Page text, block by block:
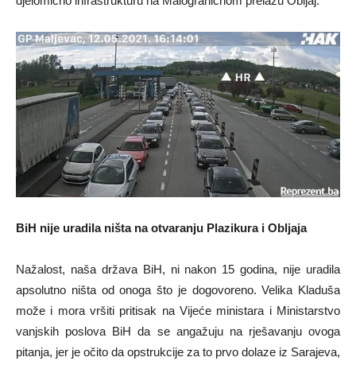
BiH nije uradila ništa na otvaranju Plazikura i Obljaja
Nažalost, naša država BiH, ni nakon 15 godina, nije uradila
apsolutno ništa od onoga što je dogovoreno. Velika Kladuša
može i mora vršiti pritisak na Vijeće ministara i Ministarstvo
vanjskih poslova BiH da se angažuju na rješavanju ovoga
pitanja, jer je očito da opstrukcije za to prvo dolaze iz Sarajeva,